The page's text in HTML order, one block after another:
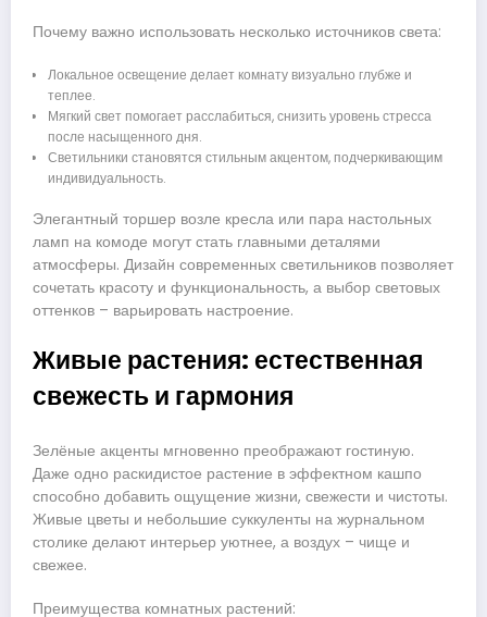
Почему важно использовать несколько источников света:
Локальное освещение делает комнату визуально глубже и
теплее.
Мягкий свет помогает расслабиться, снизить уровень стресса
после насыщенного дня.
Светильники становятся стильным акцентом, подчеркивающим
индивидуальность.
Элегантный торшер возле кресла или пара настольных
ламп на комоде могут стать главными деталями
атмосферы. Дизайн современных светильников позволяет
сочетать красоту и функциональность, а выбор световых
оттенков – варьировать настроение.
Живые растения: естественная
свежесть и гармония
Зелёные акценты мгновенно преображают гостиную.
Даже одно раскидистое растение в эффектном кашпо
способно добавить ощущение жизни, свежести и чистоты.
Живые цветы и небольшие суккуленты на журнальном
столике делают интерьер уютнее, а воздух – чище и
свежее.
Преимущества комнатных растений: